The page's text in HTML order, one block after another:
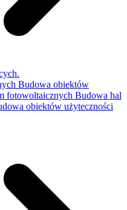
Budowa obiektów
fotowoltaicznych Budowa hal
obiektów użyteczności